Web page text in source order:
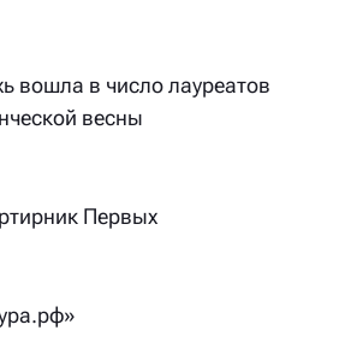
вошла в число лауреатов
весны
Первых